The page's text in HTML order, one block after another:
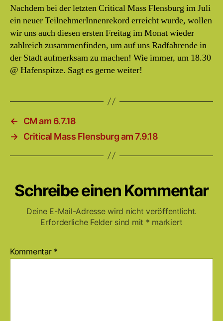
3.8.2018
Nachdem bei der letzten Critical Mass Flensburg im Juli
ein neuer TeilnehmerInnenrekord erreicht wurde, wollen
wir uns auch diesen ersten Freitag im Monat wieder
zahlreich zusammenfinden, um auf uns Radfahrende in
der Stadt aufmerksam zu machen! Wie immer, um 18.30
@ Hafenspitze. Sagt es gerne weiter!
←
CM am 6.7.18
→ Critical Mass Flensburg am 7.9.18
Schreibe einen Kommentar
Deine E-Mail-Adresse wird nicht veröffentlicht.
Erforderliche Felder sind mit * markiert
Kommentar *